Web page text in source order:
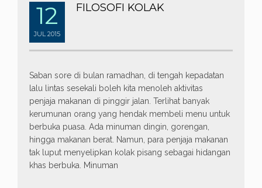
12
JUL 2015
FILOSOFI KOLAK
Saban sore di bulan ramadhan, di tengah kepadatan
lalu lintas sesekali boleh kita menoleh aktivitas
penjaja makanan di pinggir jalan. Terlihat banyak
kerumunan orang yang hendak membeli menu untuk
berbuka puasa. Ada minuman dingin, gorengan,
hingga makanan berat. Namun, para penjaja makanan
tak luput menyelipkan kolak pisang sebagai hidangan
khas berbuka. Minuman